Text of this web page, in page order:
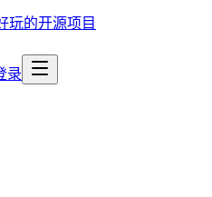
玩的开源项目
录